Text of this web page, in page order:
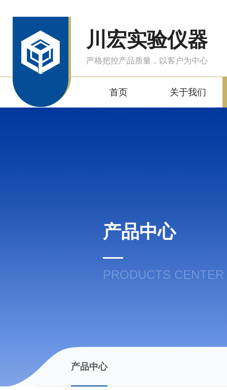
川宏实验仪器
严格把控产品质量，以客户为中心
首页 关于我们
产品中心
PRODUCTS CENTER
产品中心